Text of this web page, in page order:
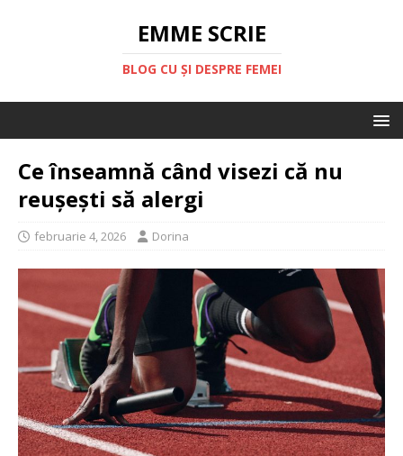
EMME SCRIE
BLOG CU ȘI DESPRE FEMEI
Ce înseamnă când visezi că nu
reușești să alergi
februarie 4, 2026 Dorina